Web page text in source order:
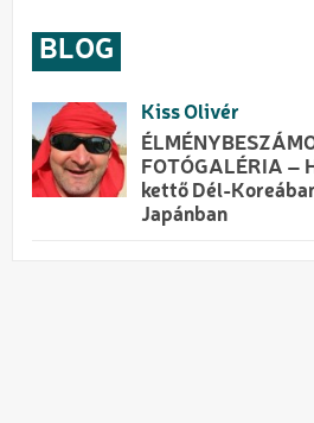
BLOG
Kiss Olivér
FOTÓGALÉRIA –
kettő Dél-
Japánban